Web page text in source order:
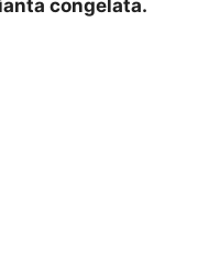
congelata.